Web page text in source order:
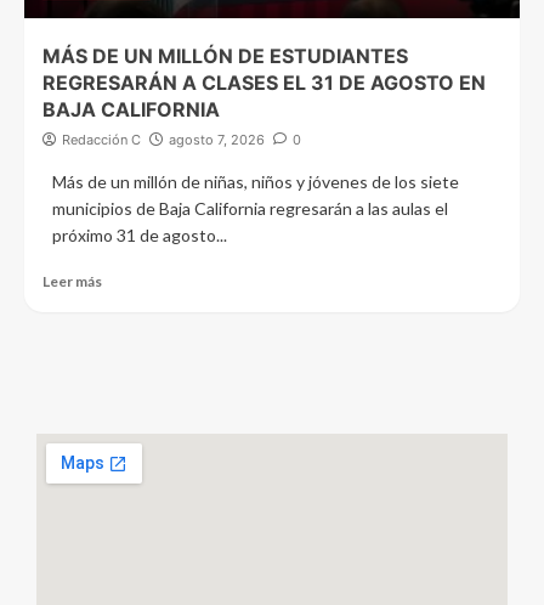
MÁS DE UN MILLÓN DE ESTUDIANTES
REGRESARÁN A CLASES EL 31 DE AGOSTO EN
BAJA CALIFORNIA
Redacción C agosto 7, 2026 0
Más de un millón de niñas, niños y jóvenes de los siete
municipios de Baja California regresarán a las aulas el
próximo 31 de agosto...
Leer más